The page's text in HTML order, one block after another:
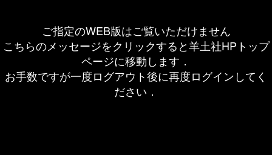
ご指定のWEB版はご覧いただけません
こちらのメッセージをクリックすると羊土社HPトップ
ページに移動します．
お手数ですが一度ログアウト後に再度ログインしてく
ださい．